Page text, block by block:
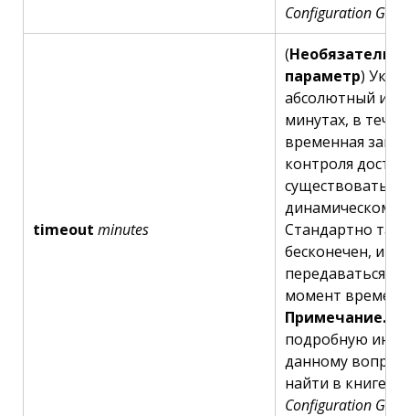
Configuration
timeout minutes
(
параметр)
абсолютный
минутах, в
временная
контроля
существовать в
динамическом
Стандартно
бесконечен, и
передаваться в
момент
Примечание.
подробную
данному
найти в книге
Configuration